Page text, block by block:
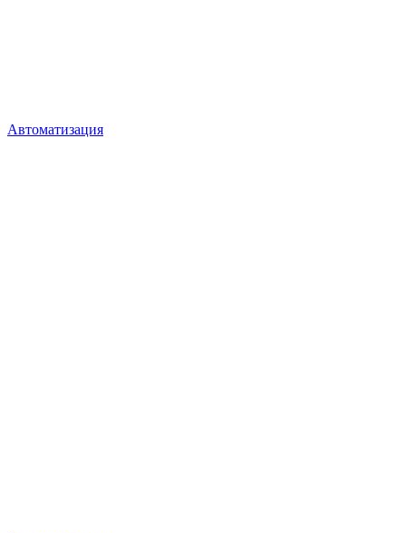
Автоматизация